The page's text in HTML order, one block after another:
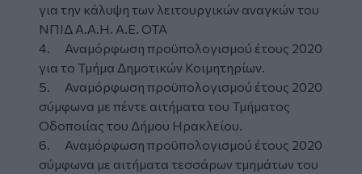
για την κάλυψη των λειτουργικών αναγκών του
ΝΠΙΔ Α.Α.Η. Α.Ε. ΟΤΑ
4. Αναμόρφωση προϋπολογισμού έτους 2020
για το Τμήμα Δημοτικών Κοιμητηρίων.
5. Αναμόρφωση προϋπολογισμού έτους 2020
σύμφωνα με πέντε αιτήματα του Τμήματος
Οδοποιίας του Δήμου Ηρακλείου.
6. Αναμόρφωση προϋπολογισμού έτους 2020
σύμφωνα με αιτήματα τεσσάρων τμημάτων του